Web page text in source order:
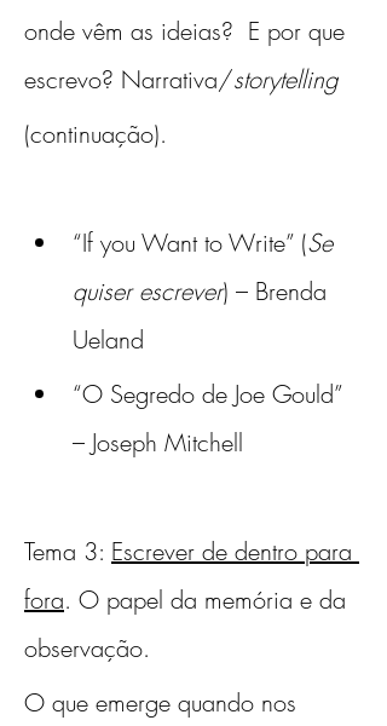
onde vêm as ideias?  E por que
escrevo? Narrativa/storytelling
(continuação).
“If you Want to Write” (Se
quiser escrever) – Brenda
Ueland
“O Segredo de Joe Gould”
– Joseph Mitchell
Tema 3: Escrever de dentro para
fora. O papel da memória e da
observação.
O que emerge quando nos